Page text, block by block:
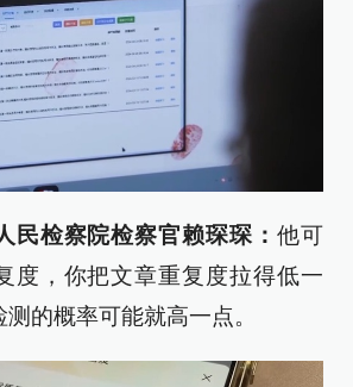
民检察院检察官赖琛琛：他可
度，你把文章重复度拉得低一
的概率可能就高一点。